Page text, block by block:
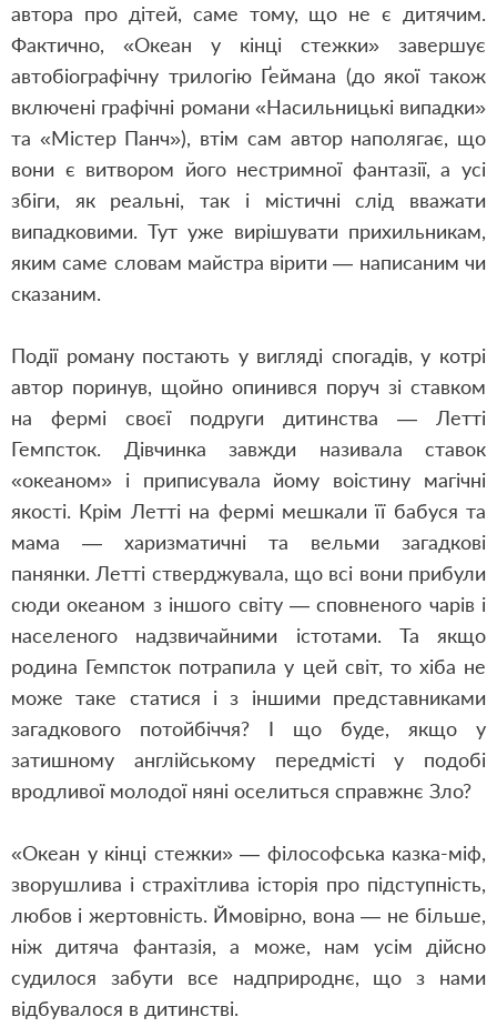
автора про дітей, саме тому, що не є дитячим.
Фактично, «Океан у кінці стежки» завершує
автобіографічну трилогію Ґеймана (до якої також
включені графічні романи «Насильницькі випадки»
та «Містер Панч»), втім сам автор наполягає, що
вони є витвором його нестримної фантазії, а усі
збіги, як реальні, так і містичні слід вважати
випадковими. Тут уже вирішувати прихильникам,
яким саме словам майстра вірити — написаним чи
сказаним.
Події роману постають у вигляді спогадів, у котрі
автор поринув, щойно опинився поруч зі ставком
на фермі своєї подруги дитинства — Летті
Гемпсток. Дівчинка завжди називала ставок
«океаном» і приписувала йому воістину магічні
якості. Крім Летті на фермі мешкали її бабуся та
мама — харизматичні та вельми загадкові
панянки. Летті стверджувала, що всі вони прибули
сюди океаном з іншого світу — сповненого чарів і
населеного надзвичайними істотами. Та якщо
родина Гемпсток потрапила у цей світ, то хіба не
може таке статися і з іншими представниками
загадкового потойбіччя? І що буде, якщо у
затишному англійському передмісті у подобі
вродливої молодої няні оселиться справжнє Зло?
«Океан у кінці стежки» — філософська казка-міф,
зворушлива і страхітлива історія про підступність,
любов і жертовність. Ймовірно, вона — не більше,
ніж дитяча фантазія, а може, нам усім дійсно
судилося забути все надприроднє, що з нами
відбувалося в дитинстві.